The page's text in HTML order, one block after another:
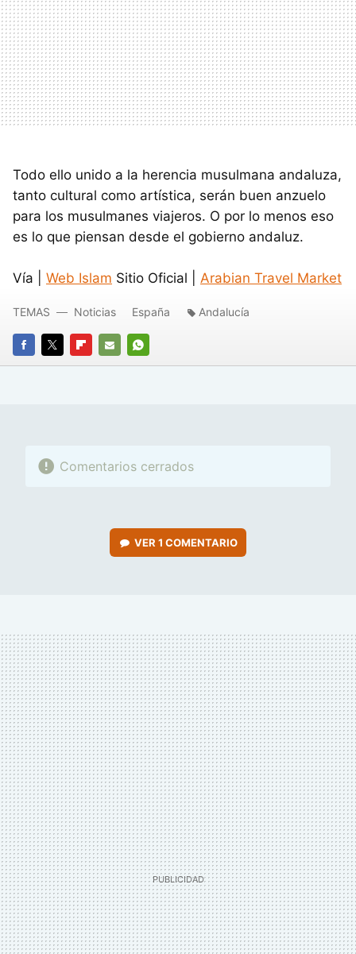
Todo ello unido a la herencia musulmana andaluza,
tanto cultural como artística, serán buen anzuelo
para los musulmanes viajeros. O por lo menos eso
es lo que piensan desde el gobierno andaluz.
Vía | Web Islam Sitio Oficial | Arabian Travel Market
FACEBOOK
TWITTERFLIPBOARD
E-
WHATSAPP
TEMAS Noticias España Andalucía
Comentarios cerrados
VER 1 COMENTARIO